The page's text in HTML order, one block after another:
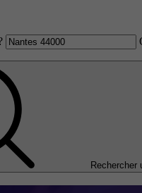
Rechercher